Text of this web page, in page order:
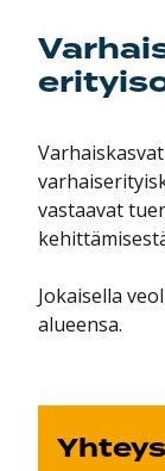
vastaavat
Jokaisella
alueensa.